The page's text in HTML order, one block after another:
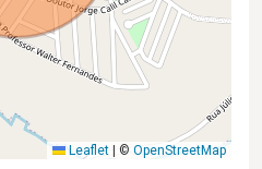
Leaflet | © OpenStreetMap